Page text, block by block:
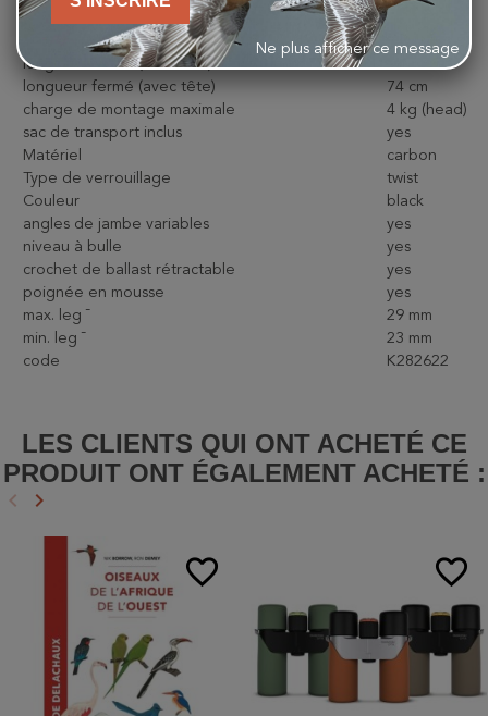
hauteur maximale
hauteur minimale
longueur fermé (sans tête)
longueur fermé (avec tête)
74 cm
charge de montage maximale
4 kg (head)
sac de transport inclus
yes
Matériel
carbon
Type de verrouillage
twist
Couleur
black
angles de jambe variables
yes
niveau à bulle
yes
crochet de ballast rétractable
yes
poignée en mousse
yes
max. leg ¯
29 mm
min. leg ¯
23 mm
code
K282622
LES CLIENTS QUI ONT ACHETÉ CE
PRODUIT ONT ÉGALEMENT ACHETÉ :
Précédent
keyboard_arrow_left Suivant
keyboard_arrow_right
favorite_border favorite_border
Ne plus afficher ce message